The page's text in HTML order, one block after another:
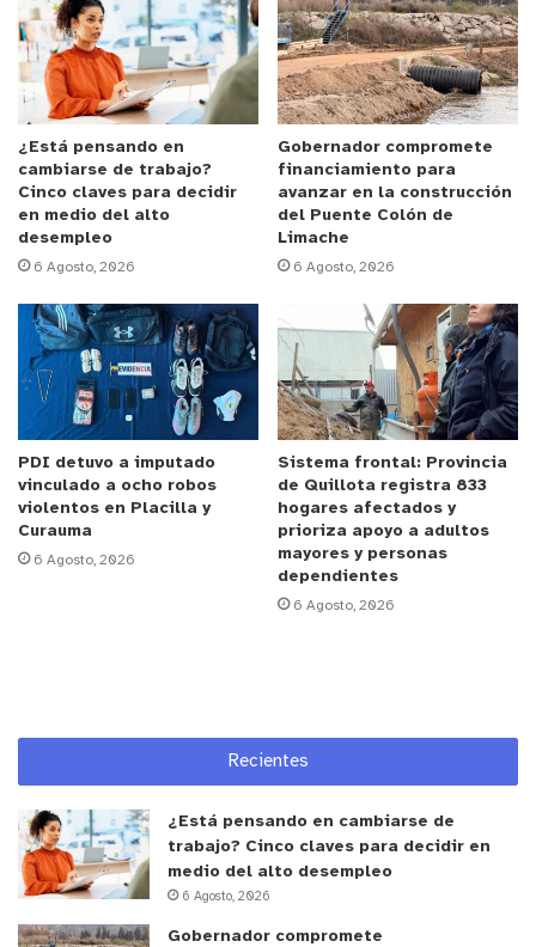
Valparaíso, para verificar si las municiones se
encuentran aptas para el disparo, de igual modo
clarificar el origen de este hallazgo.
Reproductor
de
00:00 00:07
y tú, ¿qué opinas?
¿Está pensando en
cambiarse de trabajo?
Cinco claves para decidir
en medio del alto
desempleo
6 Agosto, 2026
Gobernador compromete
financiamiento para
avanzar en la construcción
del Puente Colón de
Limache
6 Agosto, 2026
PDI detuvo a imputado
vinculado a ocho robos
violentos en Placilla y
Curauma
6 Agosto, 2026
Sistema frontal: Provincia
de Quillota registra 833
hogares afectados y
prioriza apoyo a adultos
mayores y personas
dependientes
6 Agosto, 2026
Recientes
¿Está pensando en cambiarse de
trabajo? Cinco claves para decidir en
medio del alto desempleo
6 Agosto, 2026
Gobernador compromete